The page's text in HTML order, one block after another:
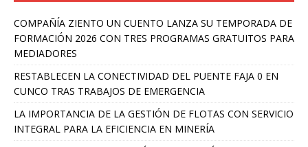
COMPAÑÍA ZIENTO UN CUENTO LANZA SU TEMPORADA DE
FORMACIÓN 2026 CON TRES PROGRAMAS GRATUITOS PARA
MEDIADORES
RESTABLECEN LA CONECTIVIDAD DEL PUENTE FAJA 0 EN
CUNCO TRAS TRABAJOS DE EMERGENCIA
LA IMPORTANCIA DE LA GESTIÓN DE FLOTAS CON SERVICIO
INTEGRAL PARA LA EFICIENCIA EN MINERÍA